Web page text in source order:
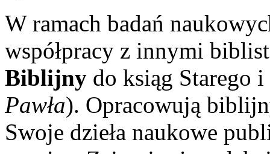
W ramach badań
współpracy z innymi
Biblijny do ksiąg Starego
Pawła). Opracowują
Swoje dzieła na­u­kowe